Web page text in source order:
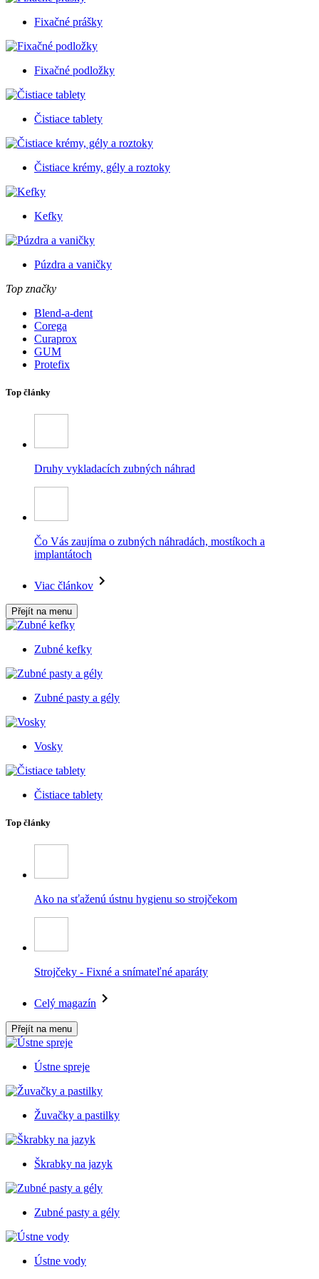
Fixačné prášky
Fixačné podložky
Čistiace tablety
Čistiace krémy, gély a roztoky
Kefky
Púzdra a vaničky
Top značky
Blend-a-dent
Corega
Curaprox
GUM
Protefix
Top články
Druhy vykladacích zubných náhrad
Čo Vás zaujíma o zubných náhradách, mostíkoch a
implantátoch
Viac článkov
Přejít na menu
Zubné kefky
Zubné pasty a gély
Vosky
Čistiace tablety
Top články
Ako na sťaženú ústnu hygienu so strojčekom
Strojčeky - Fixné a snímateľné aparáty
Celý magazín
Přejít na menu
Ústne spreje
Žuvačky a pastilky
Škrabky na jazyk
Zubné pasty a gély
Ústne vody